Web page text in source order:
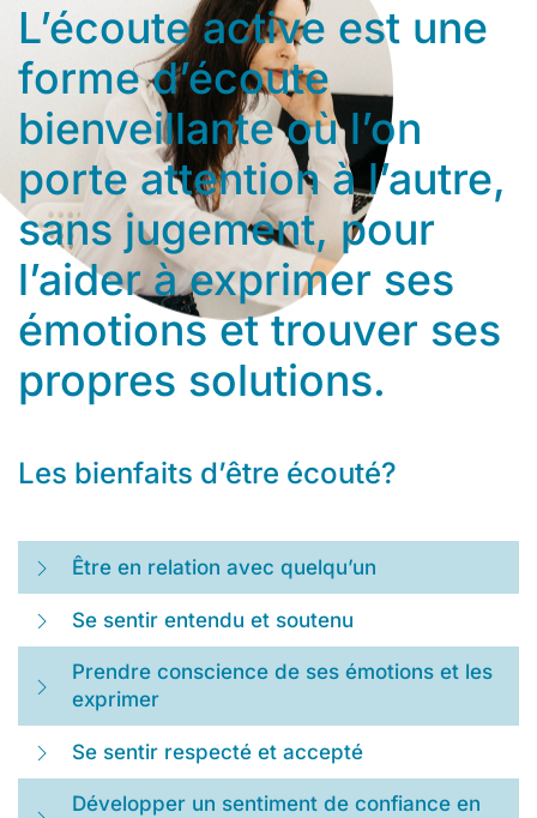
L’écoute active est une
forme d’écoute
bienveillante où l’on
porte attention à l’autre,
sans jugement, pour
l’aider à exprimer ses
émotions et trouver ses
propres solutions.
Les bienfaits d’être écouté?
Être en relation avec quelqu’un
Se sentir entendu et soutenu
Prendre conscience de ses émotions et les
exprimer
Se sentir respecté et accepté
Développer un sentiment de confiance en